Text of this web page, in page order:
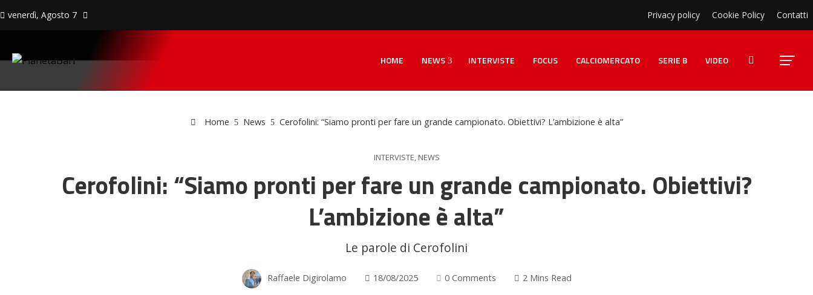
venerdì, Agosto 7 Privacy policy Cookie Policy Contatti
HOME NEWS INTERVISTE FOCUS CALCIOMERCATO SERIE B VIDEO
Home News Cerofolini: “Siamo pronti per fare un grande campionato. Obiettivi? L’ambizione è alta”
INTERVISTE, NEWS
Cerofolini: “Siamo pronti per fare un grande campionato. Obiettivi?
L’ambizione è alta”
Le parole di Cerofolini
Raffaele Digirolamo 18/08/2025 0 Comments 2 Mins Read